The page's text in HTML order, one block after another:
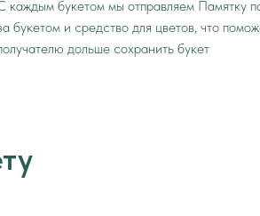
каждым букетом мы отправляем Памятку
букетом и средство для цветов, что
дольше сохранить букет